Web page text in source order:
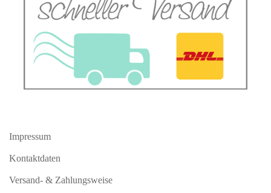
Impressum
Kontaktdaten
Versand- & Zahlungsweise